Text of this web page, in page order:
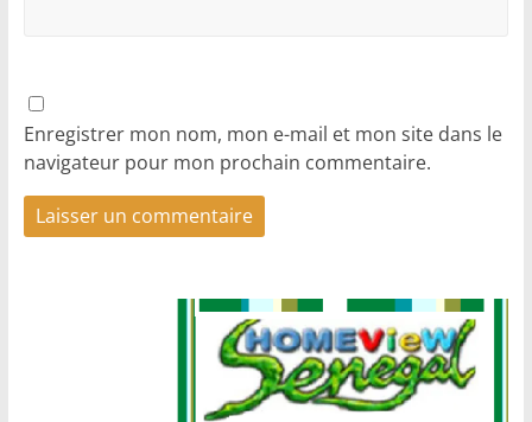
Enregistrer mon nom, mon e-mail et mon site dans le
navigateur pour mon prochain commentaire.